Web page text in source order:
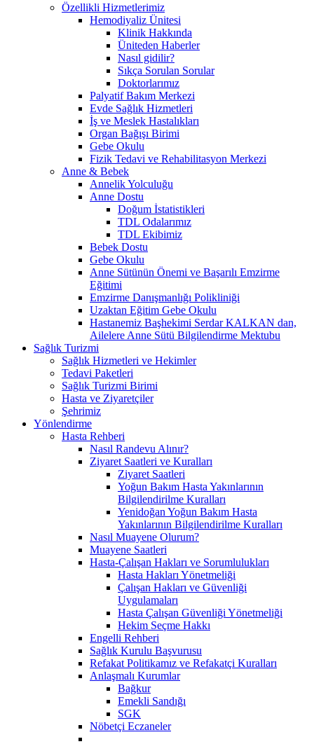
Özellikli Hizmetlerimiz
Hemodiyaliz Ünitesi
Klinik Hakkında
Üniteden Haberler
Nasıl gidilir?
Sıkça Sorulan Sorular
Doktorlarımız
Palyatif Bakım Merkezi
Evde Sağlık Hizmetleri
İş ve Meslek Hastalıkları
Organ Bağışı Birimi
Gebe Okulu
Fizik Tedavi ve Rehabilitasyon Merkezi
Anne & Bebek
Annelik Yolculuğu
Anne Dostu
Doğum İstatistikleri
TDL Odalarımız
TDL Ekibimiz
Bebek Dostu
Gebe Okulu
Anne Sütünün Önemi ve Başarılı Emzirme
Eğitimi
Emzirme Danışmanlığı Polikliniği
Uzaktan Eğitim Gebe Okulu
Hastanemiz Başhekimi Serdar KALKAN dan,
Ailelere Anne Sütü Bilgilendirme Mektubu
Sağlık Turizmi
Sağlık Hizmetleri ve Hekimler
Tedavi Paketleri
Sağlık Turizmi Birimi
Hasta ve Ziyaretçiler
Şehrimiz
Yönlendirme
Hasta Rehberi
Nasıl Randevu Alınır?
Ziyaret Saatleri ve Kuralları
Ziyaret Saatleri
Yoğun Bakım Hasta Yakınlarının
Bilgilendirilme Kuralları
Yenidoğan Yoğun Bakım Hasta
Yakınlarının Bilgilendirilme Kuralları
Nasıl Muayene Olurum?
Muayene Saatleri
Hasta-Çalışan Hakları ve Sorumlulukları
Hasta Hakları Yönetmeliği
Çalışan Hakları ve Güvenliği
Uygulamaları
Hasta Çalışan Güvenliği Yönetmeliği
Hekim Seçme Hakkı
Engelli Rehberi
Sağlık Kurulu Başvurusu
Refakat Politikamız ve Refakatçi Kuralları
Anlaşmalı Kurumlar
Bağkur
Emekli Sandığı
SGK
Nöbetçi Eczaneler